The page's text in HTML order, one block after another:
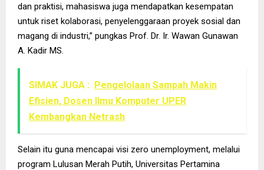
dan praktisi, mahasiswa juga mendapatkan kesempatan
untuk riset kolaborasi, penyelenggaraan proyek sosial dan
magang di industri,” pungkas Prof. Dr. Ir. Wawan Gunawan
A. Kadir MS.
SIMAK JUGA : Pengelolaan Sampah Makin
Efisien, Dosen Ilmu Komputer UPER
Kembangkan Netrash
Selain itu guna mencapai visi zero unemployment, melalui
program Lulusan Merah Putih, Universitas Pertamina